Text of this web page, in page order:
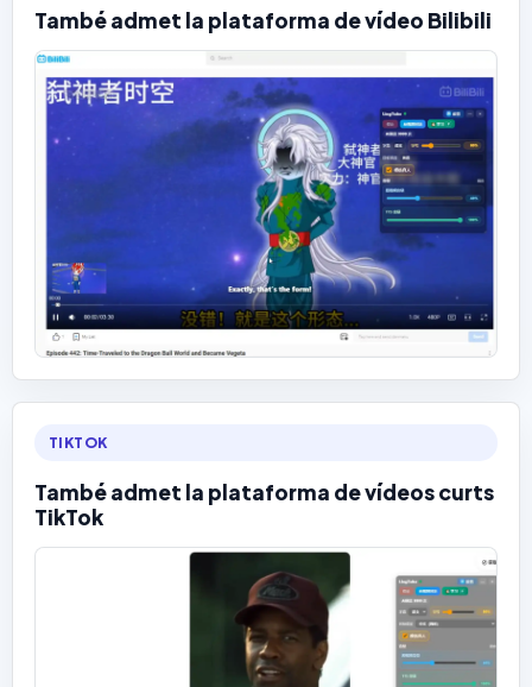
També admet la plataforma de vídeo Bilibili
TIKTOK
També admet la plataforma de vídeos curts
TikTok